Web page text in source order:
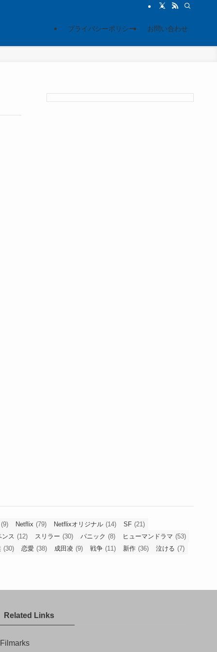
プライバシーポリシー お問い合わせ
Netflix (79) Netflixオリジナル (14) SF (21)
ンス (12) スリラー (30) パニック (8) ヒューマンドラマ (53)
(30) 恋愛 (38) 成田凌 (9) 戦争 (11) 新作 (36) 泣ける (7)
Related Links
Filmarks